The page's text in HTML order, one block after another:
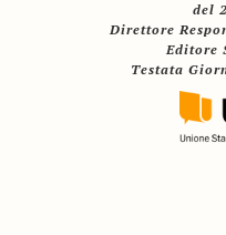
del
Direttore
Editore
Testata